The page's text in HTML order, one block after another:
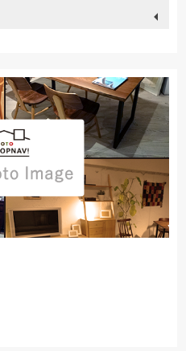
サンゲツ PARAMOUNT BED